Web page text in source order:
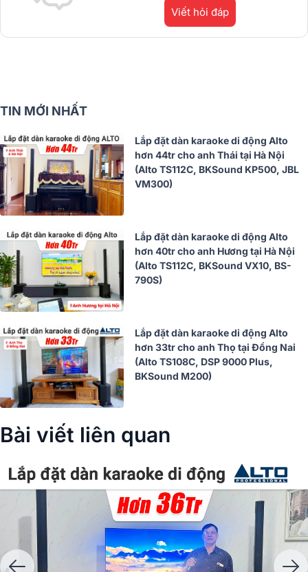
Viết hỏi đáp
TIN MỚI NHẤT
Lắp đặt dàn karaoke di động Alto
hơn 44tr cho anh Thái tại Hà Nội
(Alto TS112C, BKSound KP500, JBL
VM300)
Lắp đặt dàn karaoke di động Alto
hơn 40tr cho anh Hương tại Hà Nội
(Alto TS112C, BKSound VX10, BS-
790S)
Lắp đặt dàn karaoke di động Alto
hơn 33tr cho anh Thọ tại Đồng Nai
(Alto TS108C, DSP 9000 Plus,
BKSound M200)
Bài viết liên quan